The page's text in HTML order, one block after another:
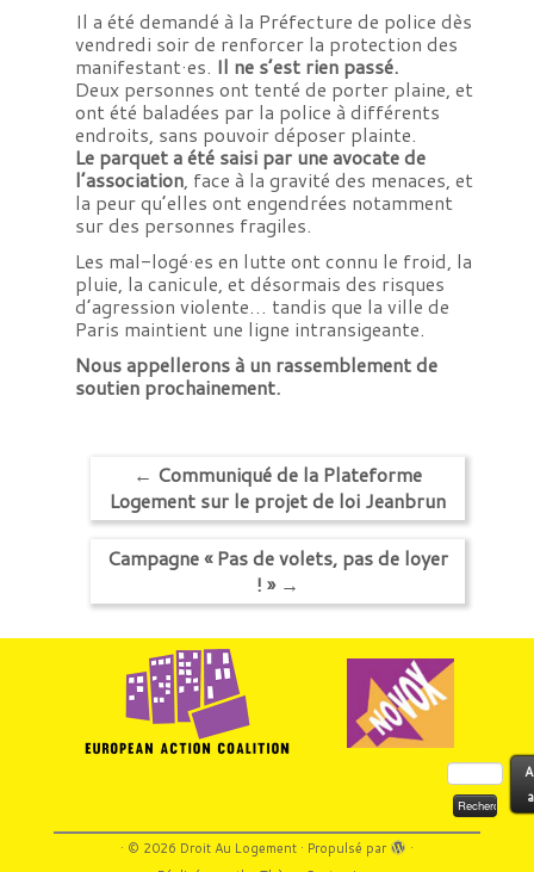
Il a été demandé à la Préfecture de police dès
vendredi soir de renforcer la protection des
manifestant·es. Il ne s’est rien passé.
Deux personnes ont tenté de porter plaine, et
ont été baladées par la police à différents
endroits, sans pouvoir déposer plainte.
Le parquet a été saisi par une avocate de
l’association, face à la gravité des menaces, et
la peur qu’elles ont engendrées notamment
sur des personnes fragiles.
Les mal-logé·es en lutte ont connu le froid, la
pluie, la canicule, et désormais des risques
d’agression violente… tandis que la ville de
Paris maintient une ligne intransigeante.
Nous appellerons à un rassemblement de
soutien prochainement.
← Communiqué de la Plateforme
Logement sur le projet de loi Jeanbrun
Campagne « Pas de volets, pas de loyer
! » →
Rechercher :
· © 2026 Droit Au Logement· Propulsé par
·